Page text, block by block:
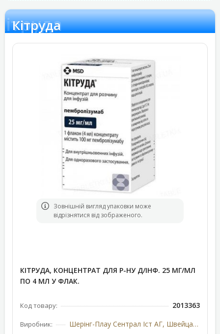
Кітруда
Зовнішній вигляд упаковки може
відрізнятися від зображеного.
КІТРУДА, КОНЦЕНТРАТ ДЛЯ Р-НУ Д/ІНФ. 25 МГ/МЛ
ПО 4 МЛ У ФЛАК.
Код товару: 2013363
Виробник: Шерінг-Плау Сентрал Іст АГ, Швейцарія